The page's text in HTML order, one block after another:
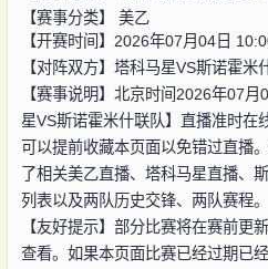
【赛事分类】 美乙
【开赛时间】2026年07月04日
【对阵双方】 塔科马星VS斯诺霍米
【赛事说明】北京时间2026年07
星VS斯诺霍米什联队】直播准时在
可以提前收藏本页面以免错过直播
了相关美乙直播、塔科马星直播、
列表以及两队历史交锋、两队赛程。
【友好提示】部分比赛将在赛前更
查看。如果本页面比赛已经过期已